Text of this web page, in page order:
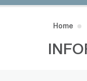
Home